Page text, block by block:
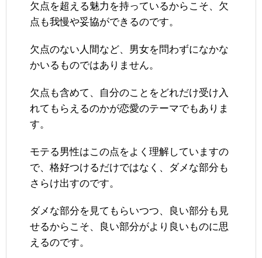
欠点を超える魅力を持っているからこそ、欠
点も我慢や妥協ができるのです。
欠点のない人間など、男女を問わずになかな
かいるものではありません。
欠点も含めて、自分のことをどれだけ受け入
れてもらえるのかが恋愛のテーマでもありま
す。
モテる男性はこの点をよく理解していますの
で、格好つけるだけではなく、ダメな部分も
さらけ出すのです。
ダメな部分を見てもらいつつ、良い部分も見
せるからこそ、良い部分がより良いものに思
えるのです。